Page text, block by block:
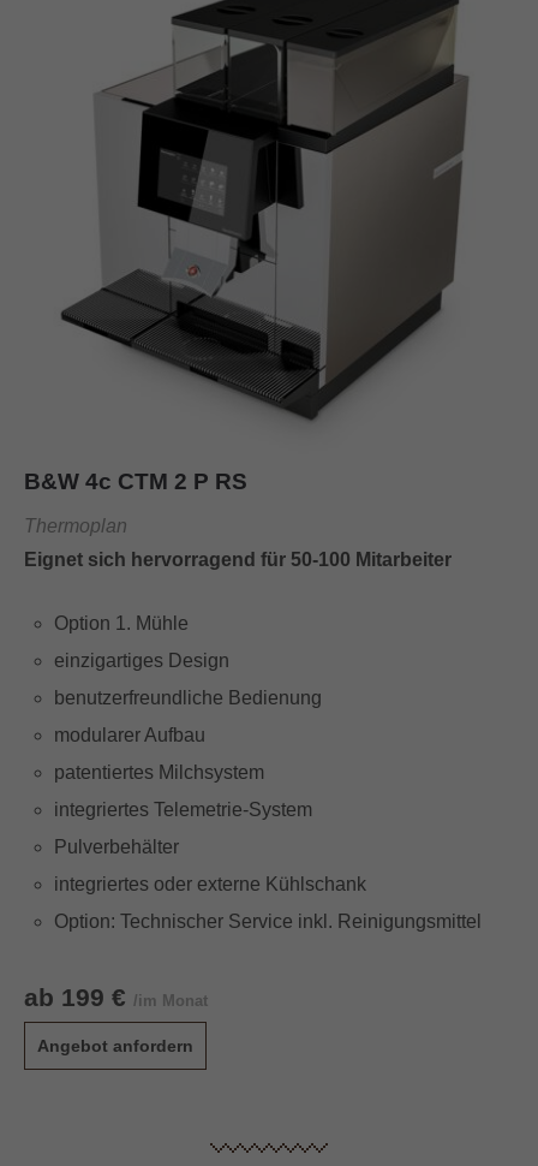
B&W 4c CTM 2 P RS
Thermoplan
Eignet sich hervorragend für 50-100 Mitarbeiter
Option 1. Mühle
einzigartiges Design
benutzerfreundliche Bedienung
modularer Aufbau
patentiertes Milchsystem
integriertes Telemetrie-System
Pulverbehälter
integriertes oder externe Kühlschank
Option: Technischer Service inkl. Reinigungsmittel
ab 199 € /im Monat
Angebot anfordern